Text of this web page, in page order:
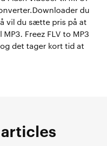
du
vil du sætte pris på at
Freez FLV to MP3
det tager kort tid at
articles